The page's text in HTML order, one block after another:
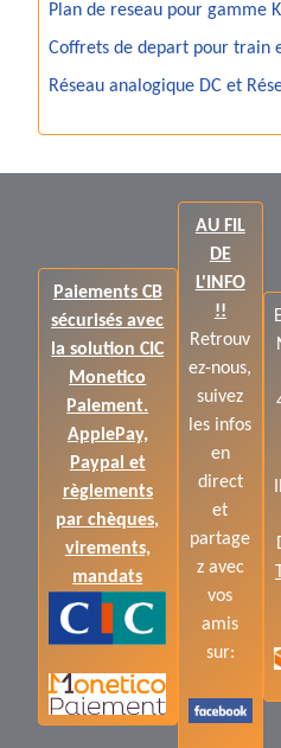
Plan de reseau pour gamme
Coffrets de depart pour train
Réseau analogique DC et
Paiements CB
sécurisés avec
la solution CIC
Monetico
Paiement.
ApplePay,
Paypal et
règlements
par chèques,
virements,
mandats
AU FIL
DE
L'INFO
!!
Retrouv
ez-nous,
suivez
les infos
en
direct
et
partage
z avec
vos
amis
sur: